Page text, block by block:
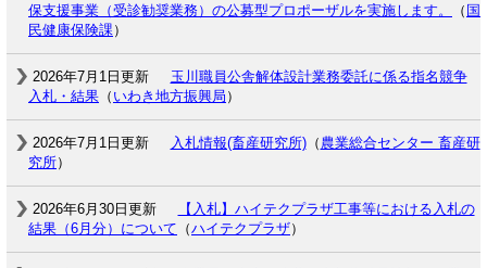
保支援事業（受診勧奨業務）の公募型プロポーザルを実施します。
（ 国
民健康保険課）
2026年7月1日更新
玉川職員公舎解体設計業務委託に係る指名競争
入札・結果 （ いわき地方振興局 ）
2026年7月1日更新 入札情報(畜産研究所)（ 農業総合センター 畜産研
究所）
2026年6月30日更新
【入札】ハイテクプラザ工事等における入札の
結果（6月分）について （ハイテクプラザ）